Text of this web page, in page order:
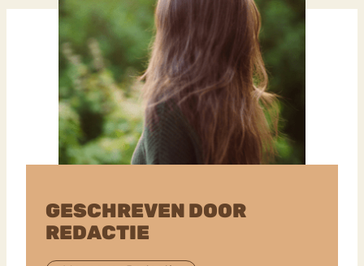
GESCHREVEN DOOR
REDACTIE